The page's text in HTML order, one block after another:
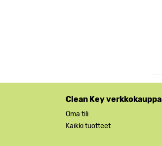
Clean Key verkkokauppa
Oma tili
Kaikki tuotteet